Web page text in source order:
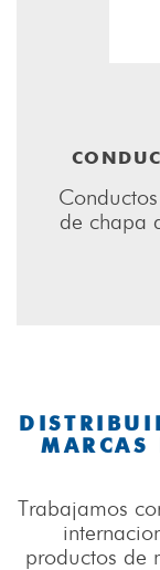
de chapa
MARCAS
Trabajamos
productos de